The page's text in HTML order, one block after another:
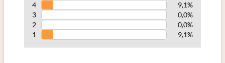
4
9,1%
3
0,0%
2
0,0%
1
9,1%